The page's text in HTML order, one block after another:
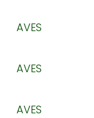
AVES
AVES
AVES